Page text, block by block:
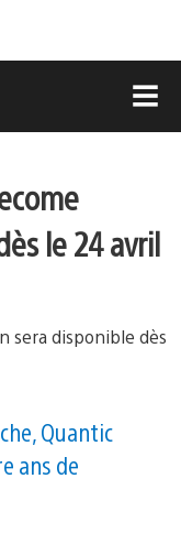
le 24 avril
Quantic
ans de